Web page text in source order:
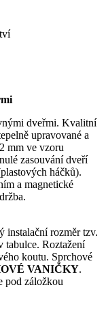
dveřmi. Kvalitní
upravované a
mm ve vzoru
zasouvání dveří
háčků).
a magnetické
instalační rozměr tzv.
tabulce. Roztažení
koutu. Sprchové
VANIČKY.
pod záložkou